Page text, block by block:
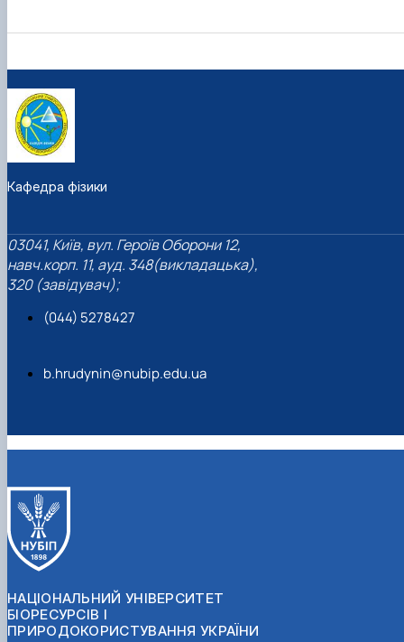
Кафедра фізики
03041, Київ, вул. Героїв Оборони 12,
навч.корп. 11, ауд. 348(викладацька),
320 (завідувач);
(044) 5278427
b.hrudynin@nubip.edu.ua
НАЦІОНАЛЬНИЙ УНІВЕРСИТЕТ
БІОРЕСУРСІВ І
ПРИРОДОКОРИСТУВАННЯ УКРАЇНИ